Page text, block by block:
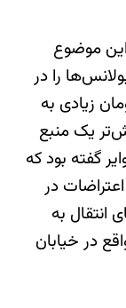
این موضوع
را در
زیادی به
یک منبع
۱۴۰۰ به ایران وایر گفته بود که
در
انتقال به
۱۲ فروردین واقع در خیابان